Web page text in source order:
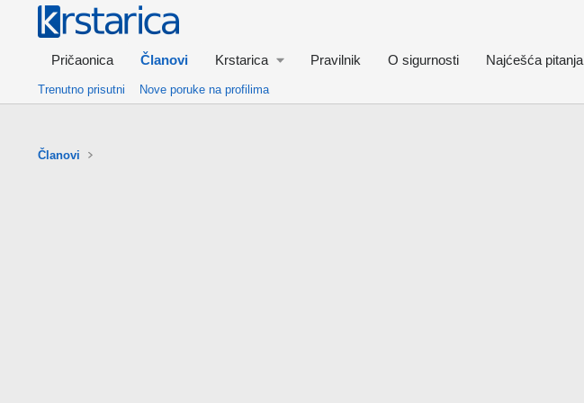
Pričaonica Članovi Krstarica Pravilnik O sigurnosti Najćešća pitanja
Trenutno prisutni Nove poruke na profilima
Članovi